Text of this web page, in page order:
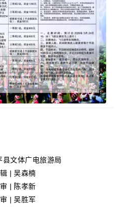
县文体广电旅游局
| 吴森楠
| 陈孝新
|吴胜军